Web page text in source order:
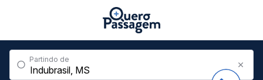
Partindo de